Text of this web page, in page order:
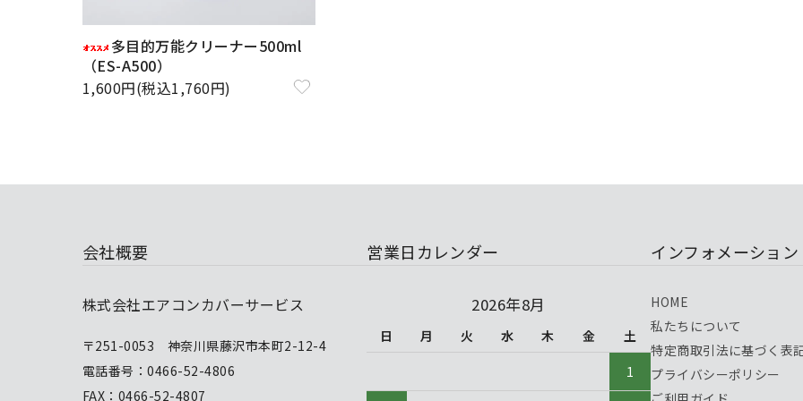
多目的万能クリーナー500ml
（ES-A500）
1,600円(税込1,760円)
会社概要
株式会社エアコンカバーサービス
〒251-0053 神奈川県藤沢市本町2-12-4
電話番号：0466-52-4806
FAX：0466-52-4807
営業日カレンダー
2026年8月
日 月 火 水 木 金
土
1
インフォメーション
HOME
私たちについて
特定商取引法に基づく表
プライバシーポリシー